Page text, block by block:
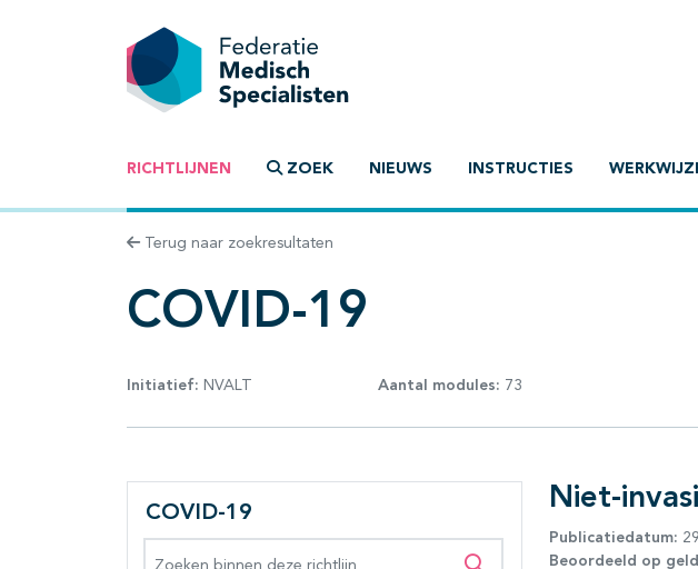
RICHTLIJNEN ZOEK NIEUWS INSTRUCTIES
Terug naar zoekresultaten
COVID-19
Initiatief: NVALT Aantal modules: 73
COVID-19 Niet-
Publicatiedatum:
Beoordeeld op